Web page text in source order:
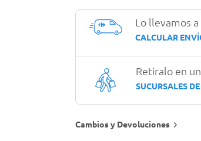
Lo llevamos a
CALCULAR
Retiralo en
SUCURSALES
Cambios y Devoluciones